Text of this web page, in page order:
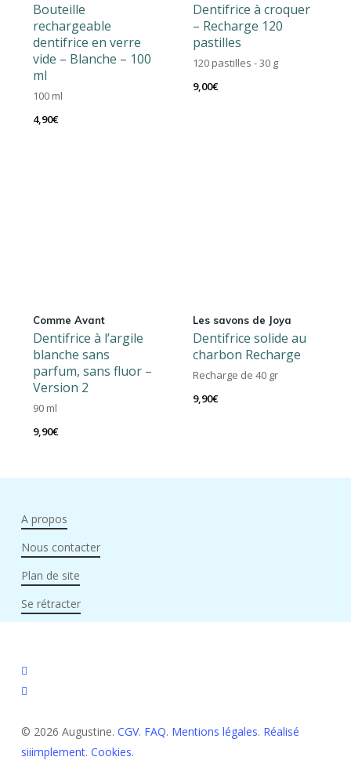
Bouteille
rechargeable
dentifrice en verre
vide – Blanche – 100
ml
100 ml
4,90€
Dentifrice à croquer
– Recharge 120
pastilles
120 pastilles - 30 g
9,00€
Comme Avant
Dentifrice à l’argile
blanche sans
parfum, sans fluor –
Version 2
90 ml
9,90€
Les savons de Joya
Dentifrice solide au
charbon Recharge
Recharge de 40 gr
9,90€
A propos
Nous contacter
Plan de site
Se rétracter
facebook
instagram
© 2026 Augustine. CGV. FAQ. Mentions légales. Réalisé
siiimplement. Cookies.